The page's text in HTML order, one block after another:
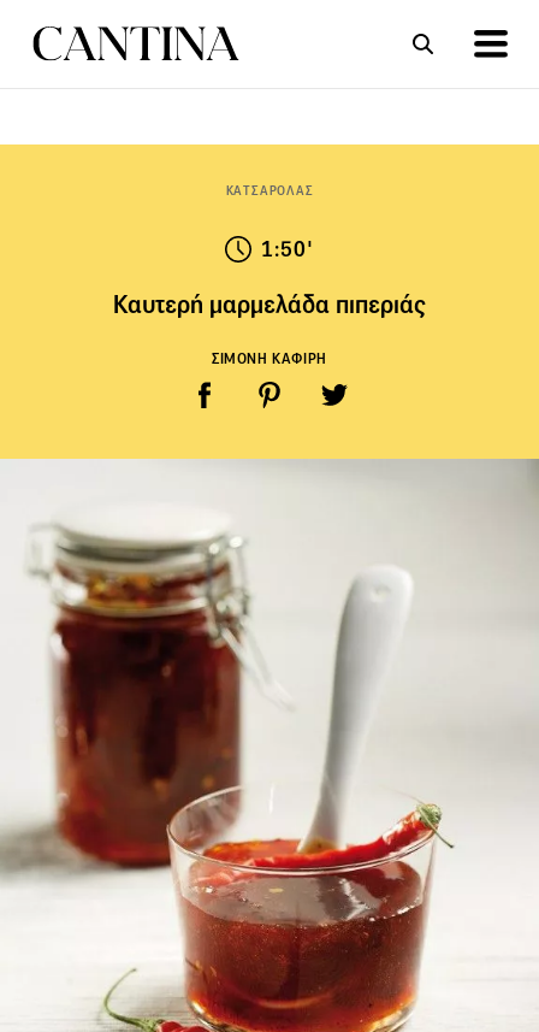
ΚΑΤΣΑΡΟΛΑΣ
1:50'
Καυτερή μαρμελάδα πιπεριάς
ΣΙΜΟΝΗ ΚΑΦΙΡΗ